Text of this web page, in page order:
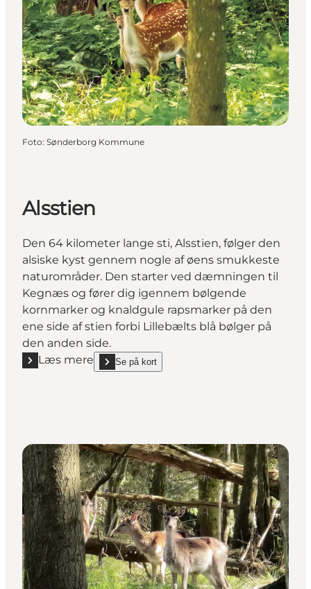
Foto: Sønderborg Kommune
Alsstien
Den 64 kilometer lange sti, Alsstien, følger den
alsiske kyst gennem nogle af øens smukkeste
naturområder. Den starter ved dæmningen til
Kegnæs og fører dig igennem bølgende
kornmarker og knaldgule rapsmarker på den
ene side af stien forbi Lillebælts blå bølger på
den anden side.
Læs mere
Læs mere "Alsstien"Se på kort
show Alsstien on_map